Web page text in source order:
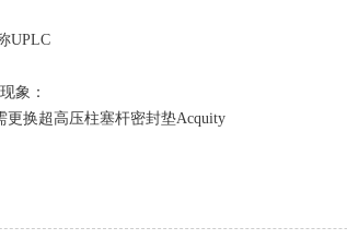
UPLC
象：
更换超高压柱塞杆密封垫Acquity